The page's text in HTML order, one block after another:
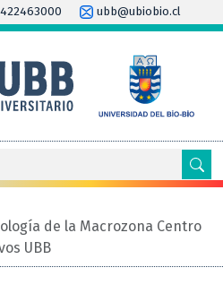
ubb@ubiobio.cl
de la Macrozona Centro
UBB